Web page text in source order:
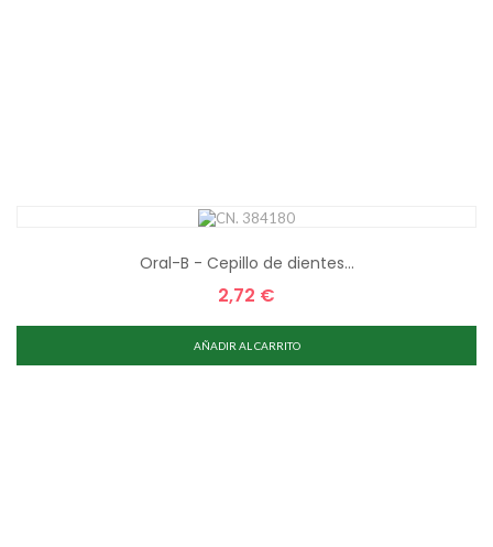
Oral-B - Cepillo de dientes...
Precio
2,72 €
AÑADIR AL CARRITO